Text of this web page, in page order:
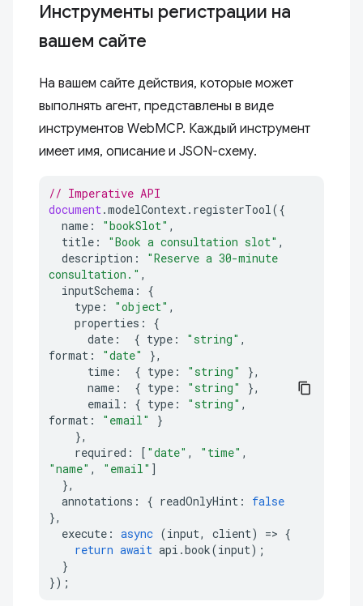
Инструменты регистрации на
вашем сайте
На вашем сайте действия, которые может
выполнять агент, представлены в виде
инструментов WebMCP. Каждый инструмент
имеет имя, описание и JSON-схему.
// Imperative API
document.modelContext. registerTool({
name : "bookSlot" ,
title : "Book a consultation slot" ,
description :
"Reserve a 30-minute
consultation." ,
inputSchema :
{
type : "object" ,
properties :
{
date : { type : "string" ,
format : "date"
},
time : { type : "string"
},
name : { type : "string"
},
email : { type : "string" ,
format : "email"
}
},
required : [ "date" , "time" ,
"name" , "email" ]
},
annotations : { readOnlyHint :
false
},
execute : async (input, client) => {
return await api .book(input);
}
});